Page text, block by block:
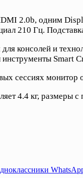
2.0b, одним
210 Гц.
консолей и
Smart
сессиях
4.4 кг,